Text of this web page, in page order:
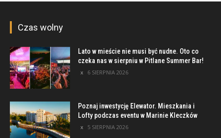
Czas wolny
Lato w mieście nie musi być nudne. Oto co
czeka nas w sierpniu w Pitlane Summer Bar!
6 SIERPNIA 2026
Poznaj inwestycję Elewator. Mieszkania i
Lofty podczas eventu w Marinie Kleczków
5 SIERPNIA 2026